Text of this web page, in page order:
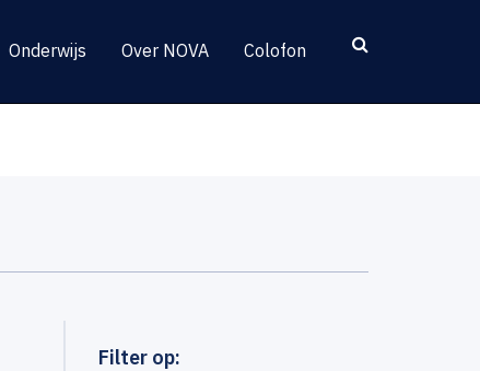
Onderwijs Over NOVA Colofon
Filter op: